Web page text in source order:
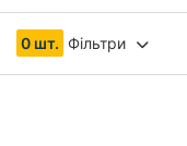
0 шт. Фільтри